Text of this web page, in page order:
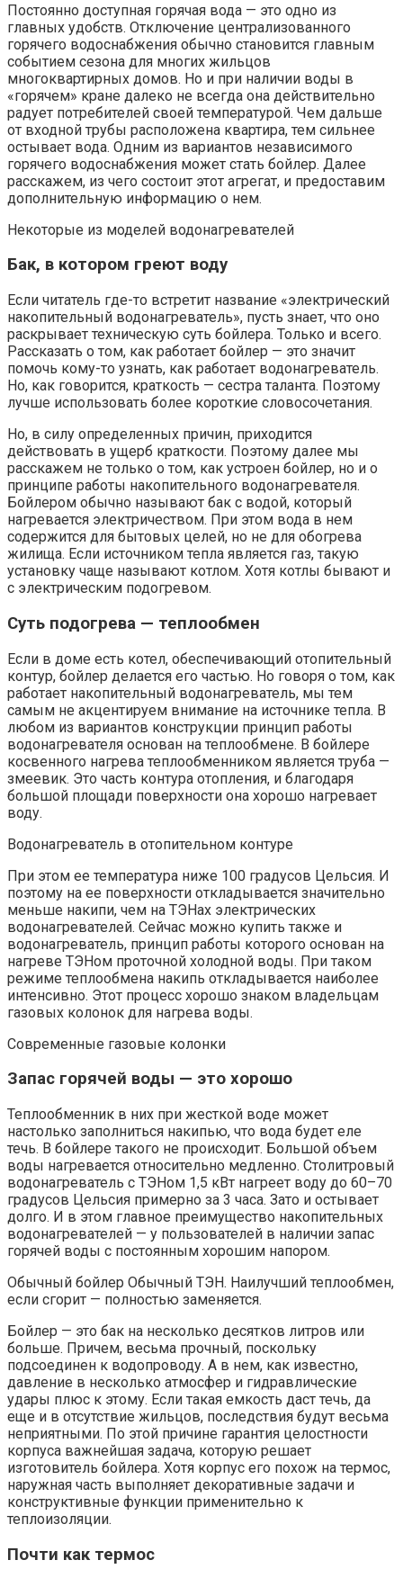
Постоянно доступная горячая вода — это одно из
главных удобств. Отключение централизованного
горячего водоснабжения обычно становится главным
событием сезона для многих жильцов
многоквартирных домов. Но и при наличии воды в
«горячем» кране далеко не всегда она действительно
радует потребителей своей температурой. Чем дальше
от входной трубы расположена квартира, тем сильнее
остывает вода. Одним из вариантов независимого
горячего водоснабжения может стать бойлер. Далее
расскажем, из чего состоит этот агрегат, и предоставим
дополнительную информацию о нем.
Некоторые из моделей водонагревателей
Бак, в котором греют воду
Если читатель где-то встретит название «электрический
накопительный водонагреватель», пусть знает, что оно
раскрывает техническую суть бойлера. Только и всего.
Рассказать о том, как работает бойлер — это значит
помочь кому-то узнать, как работает водонагреватель.
Но, как говорится, краткость — сестра таланта. Поэтому
лучше использовать более короткие словосочетания.
Но, в силу определенных причин, приходится
действовать в ущерб краткости. Поэтому далее мы
расскажем не только о том, как устроен бойлер, но и о
принципе работы накопительного водонагревателя.
Бойлером обычно называют бак с водой, который
нагревается электричеством. При этом вода в нем
содержится для бытовых целей, но не для обогрева
жилища. Если источником тепла является газ, такую
установку чаще называют котлом. Хотя котлы бывают и
с электрическим подогревом.
Суть подогрева — теплообмен
Если в доме есть котел, обеспечивающий отопительный
контур, бойлер делается его частью. Но говоря о том, как
работает накопительный водонагреватель, мы тем
самым не акцентируем внимание на источнике тепла. В
любом из вариантов конструкции принцип работы
водонагревателя основан на теплообмене. В бойлере
косвенного нагрева теплообменником является труба —
змеевик. Это часть контура отопления, и благодаря
большой площади поверхности она хорошо нагревает
воду.
Водонагреватель в отопительном контуре
При этом ее температура ниже 100 градусов Цельсия. И
поэтому на ее поверхности откладывается значительно
меньше накипи, чем на ТЭНах электрических
водонагревателей. Сейчас можно купить также и
водонагреватель, принцип работы которого основан на
нагреве ТЭНом проточной холодной воды. При таком
режиме теплообмена накипь откладывается наиболее
интенсивно. Этот процесс хорошо знаком владельцам
газовых колонок для нагрева воды.
Современные газовые колонки
Запас горячей воды — это хорошо
Теплообменник в них при жесткой воде может
настолько заполниться накипью, что вода будет еле
течь. В бойлере такого не происходит. Большой объем
воды нагревается относительно медленно. Столитровый
водонагреватель с ТЭНом 1,5 кВт нагреет воду до 60–70
градусов Цельсия примерно за 3 часа. Зато и остывает
долго. И в этом главное преимущество накопительных
водонагревателей — у пользователей в наличии запас
горячей воды с постоянным хорошим напором.
Обычный бойлер Обычный ТЭН. Наилучший теплообмен,
если сгорит — полностью заменяется.
Бойлер — это бак на несколько десятков литров или
больше. Причем, весьма прочный, поскольку
подсоединен к водопроводу. А в нем, как известно,
давление в несколько атмосфер и гидравлические
удары плюс к этому. Если такая емкость даст течь, да
еще и в отсутствие жильцов, последствия будут весьма
неприятными. По этой причине гарантия целостности
корпуса важнейшая задача, которую решает
изготовитель бойлера. Хотя корпус его похож на термос,
наружная часть выполняет декоративные задачи и
конструктивные функции применительно к
теплоизоляции.
Почти как термос